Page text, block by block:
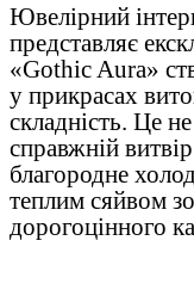
Ювелірний
представляє
«Gothic Aura»
у прикрасах
складність. Це
справжній
благородне
теплим сяйвом
дорогоцінного